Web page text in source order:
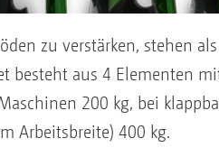
zu verstärken, stehen
besteht aus 4 Elementen
200 kg, bei
Arbeitsbreite) 400 kg.